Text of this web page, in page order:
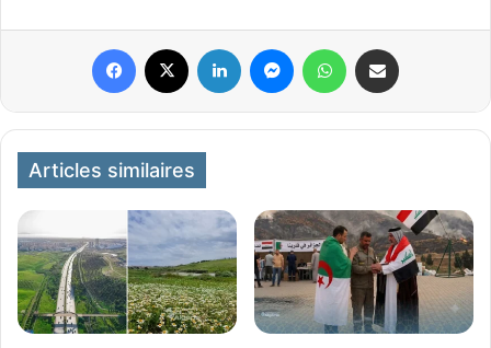
Articles similaires